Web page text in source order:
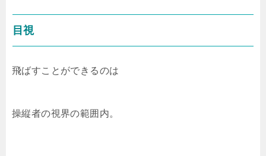
目視
飛ばすことができるのは
操縦者の視界の範囲内。